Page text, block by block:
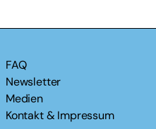
FAQ
Newsletter
Medien
Kontakt & Impressum